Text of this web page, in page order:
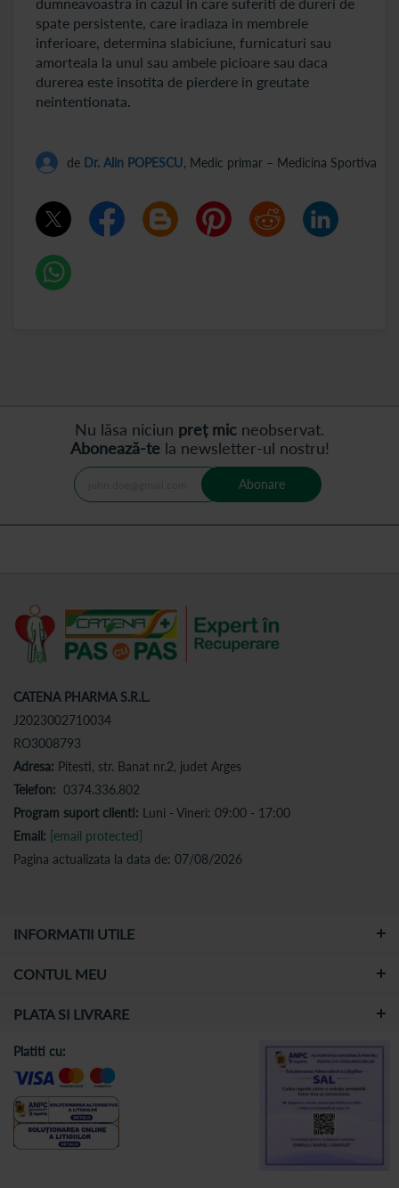
spate persistente, care iradiaza in membrele
inferioare, determina slabiciune, furnicaturi sau
amorteala la unul sau ambele picioare sau daca
durerea este insotita de pierdere in greutate
neintentionata.
de Dr. Alin POPESCU, Medic primar – Medicina Sportiva
Nu lăsa niciun preț mic neobservat.
Abonează-tela newsletter-ul nostru!
Abonare
CATENA PHARMA S.R.L.
J2023002710034
RO3008793
Adresa: Pitesti, str. Banat nr.2, judet Arges
Telefon: 0374.336.802
Program suport clienti: Luni - Vineri: 09:00 - 17:00
Email: [email protected]
Pagina actualizata la data de: 07/08/2026
INFORMATII UTILE
CONTUL MEU
PLATA SI LIVRARE
Platiti cu: